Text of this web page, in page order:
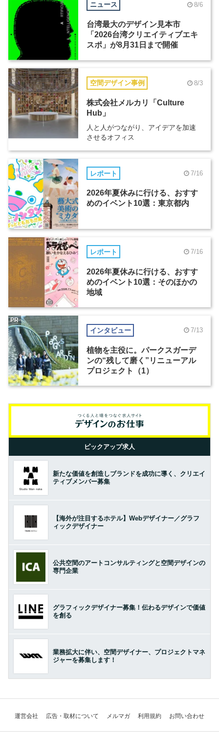
ニュース 8/6
台湾最大のデザイン見本市
「2026台湾クリエイティブエキ
スポ」が8月31日まで開催
空間デザイン事例 8/3
株式会社メルカリ「Culture
Hub」
人と人がつながり、アイデアを加速
させるオフィス
レポート 7/16
2026年夏休みに行ける、おすす
めのイベント10選：東京都内
レポート 7/16
2026年夏休みに行ける、おすす
めのイベント10選：そのほかの
地域
インタビュー 7/13
植物を主役に。パークスガーデ
ンの“残して磨く”リニューアル
プロジェクト（1）
PR
ピックアップ求人
新たな価値を創造しブランドを成功に導く、クリエイ
ティブメンバー募集
【海外が注目するホテル】Webデザイナー／グラフ
ィックデザイナー
公共空間のアートコンサルティングと空間デザインの
専門企業
グラフィックデザイナー募集！伝わるデザインで価値
を創る
業務拡大に伴い、空間デザイナー、プロジェクトマネ
ジャーを募集します！
運営会社 広告・取材について メルマガ 利用規約 お問い合わせ